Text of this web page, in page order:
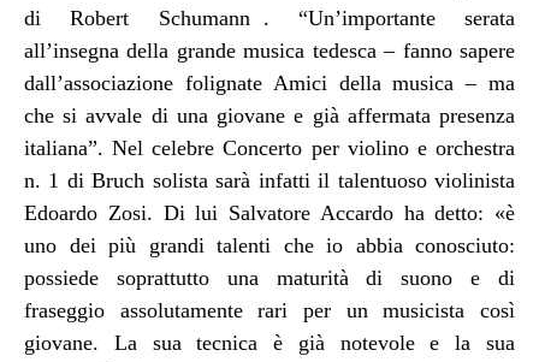
di Robert Schumann . “Un’importante serata
all’insegna della grande musica tedesca – fanno sapere
dall’associazione folignate Amici della musica – ma
che si avvale di una giovane e già affermata presenza
italiana”. Nel celebre Concerto per violino e orchestra
n. 1 di Bruch solista sarà infatti il talentuoso violinista
Edoardo Zosi. Di lui Salvatore Accardo ha detto: «è
uno dei più grandi talenti che io abbia conosciuto:
possiede soprattutto una maturità di suono e di
fraseggio assolutamente rari per un musicista così
giovane. La sua tecnica è già notevole e la sua